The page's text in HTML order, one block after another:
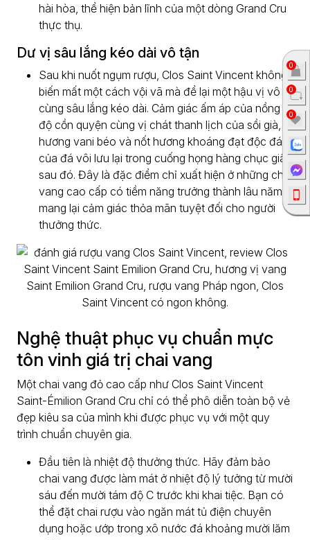
hài hòa, thể hiện bản lĩnh của một dòng Grand Cru
thực thụ.
Dư vị sâu lắng kéo dài vô tận
Sau khi nuốt ngụm rượu, Clos Saint Vincent không
biến mất một cách vội vã mà để lại một hậu vị vô
cùng sâu lắng kéo dài. Cảm giác ấm áp của nồng
độ cồn quyện cùng vị chát thanh lịch của sồi già,
hương vani béo và nốt hương khoáng đạt độc đáo
của đá vôi lưu lại trong cuống họng hàng chục giây
sau đó. Đây là đặc điểm chỉ xuất hiện ở những chai
vang cao cấp có tiềm năng trưởng thành lâu năm,
mang lại cảm giác thỏa mãn tuyệt đối cho người
thưởng thức.
Nghệ thuật phục vụ chuẩn mực
tôn vinh giá trị chai vang
Một chai vang đỏ cao cấp như Clos Saint Vincent
Saint-Émilion Grand Cru chỉ có thể phô diễn toàn bộ vẻ
đẹp kiêu sa của mình khi được phục vụ với một quy
trình chuẩn chuyên gia.
Đầu tiên là nhiệt độ thưởng thức. Hãy đảm bảo
chai vang được làm mát ở nhiệt độ lý tưởng từ mười
sáu đến mười tám độ C trước khi khai tiệc. Bạn có
thể đặt chai rượu vào ngăn mát tủ điện chuyên
dụng hoặc ướp trong xô nước đá khoảng mười lăm
0
0
0